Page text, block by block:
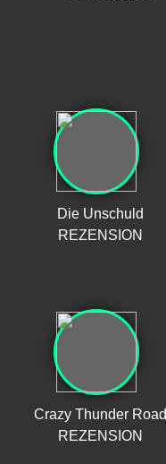
Die Unschuld
REZENSION
Crazy Thunder Road
REZENSION